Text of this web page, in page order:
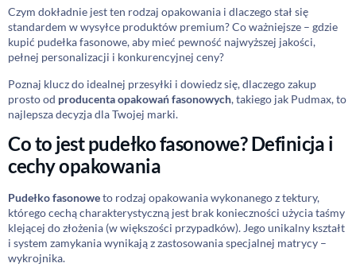
Czym dokładnie jest ten rodzaj opakowania i dlaczego stał się
standardem w wysyłce produktów premium? Co ważniejsze – gdzie
kupić pudełka fasonowe, aby mieć pewność najwyższej jakości,
pełnej personalizacji i konkurencyjnej ceny?
Poznaj klucz do idealnej przesyłki i dowiedz się, dlaczego zakup
prosto od producenta opakowań fasonowych, takiego jak Pudmax, to
najlepsza decyzja dla Twojej marki.
Co to jest pudełko fasonowe? Definicja i
cechy opakowania
Pudełko fasonoweto rodzaj opakowania wykonanego z tektury,
którego cechą charakterystyczną jest brak konieczności użycia taśmy
klejącej do złożenia (w większości przypadków). Jego unikalny kształt
i system zamykania wynikają z zastosowania specjalnej matrycy –
wykrojnika.